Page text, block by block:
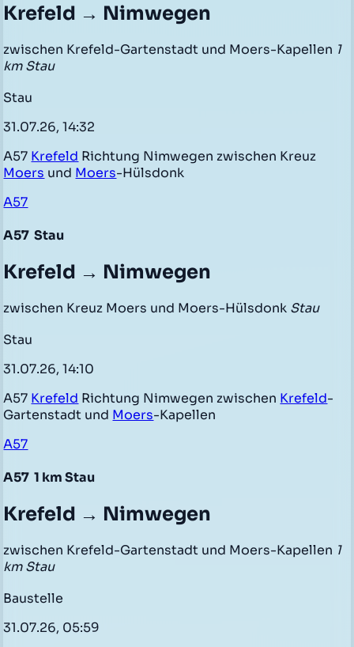
Krefeld → Nimwegen
zwischen Krefeld-Gartenstadt und Moers-Kapellen 1
km Stau
Stau
31.07.26, 14:32
A57 Krefeld Richtung Nimwegen zwischen Kreuz
Moers und Moers-Hülsdonk
A57
A57 Stau
Krefeld → Nimwegen
zwischen Kreuz Moers und Moers-Hülsdonk Stau
Stau
31.07.26, 14:10
A57 Krefeld Richtung Nimwegen zwischen Krefeld-
Gartenstadt und Moers-Kapellen
A57
A57 1 km Stau
Krefeld → Nimwegen
zwischen Krefeld-Gartenstadt und Moers-Kapellen 1
km Stau
Baustelle
31.07.26, 05:59